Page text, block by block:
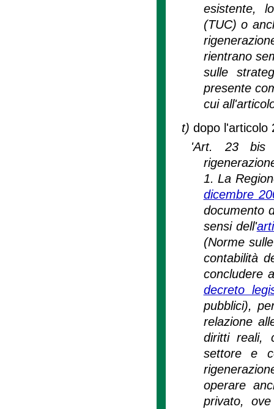
esistente,
(TUC) o
rientrano
sulle
presente
cui
t) dopo l'articolo
'Art. 23 bis
1. La
dicembre
documento
sensi dell'
(Norme
contabilità
concludere
decreto
pubblici),
relazione
diritti reali,
settore e
operare
privato,